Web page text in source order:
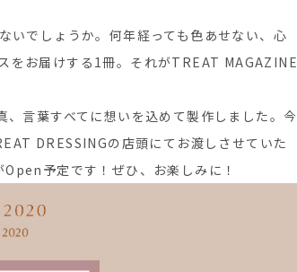
でしょうか。何年経っても色あせない、心
をお届けする1冊。それがTREAT MAGAZINE
言葉すべてに想いを込めて製作しました。今
DRESSINGの店頭にてお渡しさせていた
予定です！ぜひ、お楽しみに！